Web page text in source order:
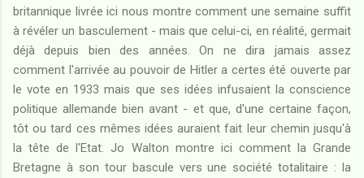
britannique livrée ici nous montre comment une semaine suffit
à révéler un basculement - mais que celui-ci, en réalité, germait
déjà depuis bien des années. On ne dira jamais assez
comment l'arrivée au pouvoir de Hitler a certes été ouverte par
le vote en 1933 mais que ses idées infusaient la conscience
politique allemande bien avant - et que, d'une certaine façon,
tôt ou tard ces mêmes idées auraient fait leur chemin jusqu'à
la tête de l'Etat. Jo Walton montre ici comment la Grande
Bretagne à son tour bascule vers une société totalitaire : la